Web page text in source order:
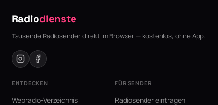
Radiodienste
Tausende Radiosender direkt im Browser — kostenlos, ohne App.
ENTDECKEN
Webradio-Verzeichnis
FÜR SENDER
Radiosender eintragen